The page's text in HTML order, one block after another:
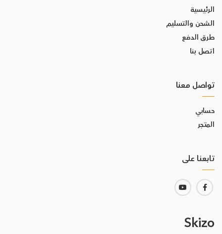
الرئيسية
الشحن والتسليم
طرق الدفع
اتصل بنا
تواصل معنا
حسابي
المتجر
تابعنا على
Skizo